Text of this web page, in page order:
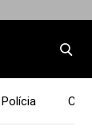
Polícia